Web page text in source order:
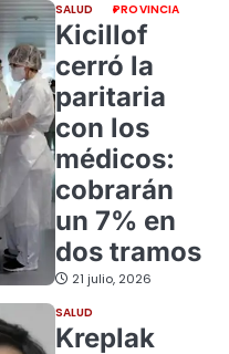
SALUD PROVINCIA
Kicillof
cerró la
paritaria
con los
médicos:
cobrarán
un 7% en
dos tramos
21 julio, 2026
SALUD
Kreplak